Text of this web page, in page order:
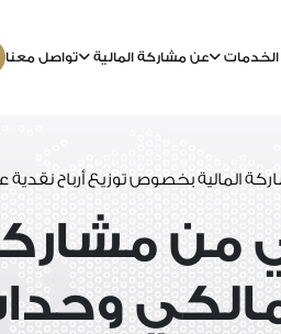
الخدمات عن مشاركة المالية تواصل معنا
المالية بخصوص توزيع أرباح
من